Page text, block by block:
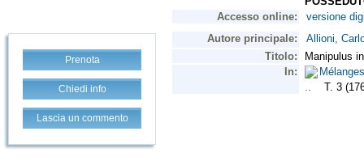
Prenota
Chiedi info
Lascia un commento